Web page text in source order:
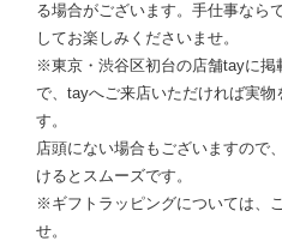
る場合がございます。手仕事なら
してお楽しみくださいませ。
※東京・渋谷区初台の店舗tayに掲
で、tayへご来店いただければ実物
す。
店頭にない場合もございますので
けるとスムーズです。
※ギフトラッピングについては、
せ。